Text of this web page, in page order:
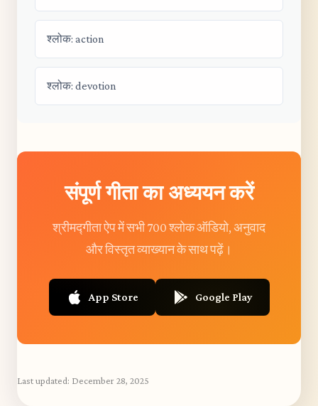
श्लोक: action
श्लोक: devotion
संपूर्ण गीता का अध्ययन करें
श्रीमद्गीता ऐप में सभी 700 श्लोक ऑडियो, अनुवाद
और विस्तृत व्याख्यान के साथ पढ़ें।
App Store Google Play
Last updated: December 28, 2025